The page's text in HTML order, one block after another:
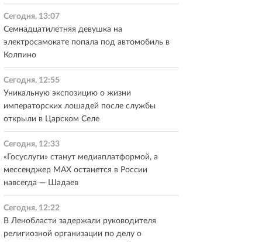
Сегодня, 13:07
Семнадцатилетняя девушка на
электросамокате попала под автомобиль в
Колпино
Сегодня, 12:55
Уникальную экспозицию о жизни
императорских лошадей после службы
открыли в Царском Селе
Сегодня, 12:33
«Госуслуги» станут медиаплатформой, а
мессенджер MAX останется в России
навсегда — Шадаев
Сегодня, 12:22
В Ленобласти задержали руководителя
религиозной организации по делу о